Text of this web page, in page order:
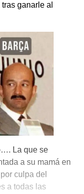
ganarle al
La que se
a su mamá en
culpa del
a todas las